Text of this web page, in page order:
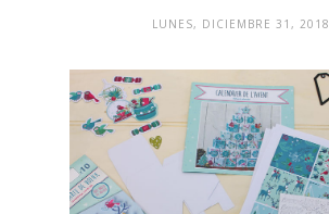
LUNES, DICIEMBRE 31, 2018